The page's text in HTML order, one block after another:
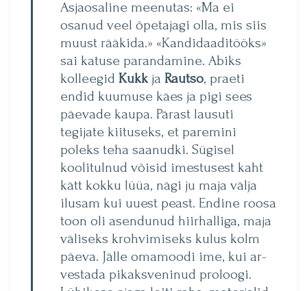
Asjaosaline meenutas: «Ma ei
osanud veel õpetajagi olla, mis siis
muust rääkida.» «Kandidaaditööks»
sai katuse parandamine. Abiks
kolleegid Kukk ja Rautso, praeti
endid kuumuse käes ja pigi sees
päevade kaupa. Pä­rast lausuti
tegijate kiituseks, et paremini
poleks teha saanudki. Sügisel
koolitulnud võisid imestusest kaht
kätt kokku lüüa, nägi ju maja välja
ilusam kui uuest peast. Endine roosa
toon oli asendunud hiirhalliga, maja
väliseks krohvi­miseks kulus kolm
päeva. Jälle omamoodi ime, kui ar­
vestada pikaksveninud proloogi.